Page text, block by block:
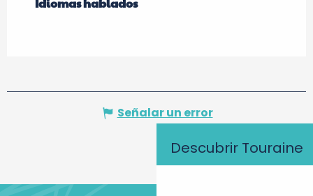
Descubrir Touraine
Señalar un error